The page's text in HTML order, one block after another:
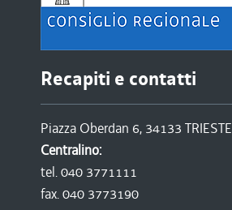
Recapiti e contatti
Piazza Oberdan 6, 34133 TRIESTE
Centralino:
tel. 040 3771111
fax. 040 3773190